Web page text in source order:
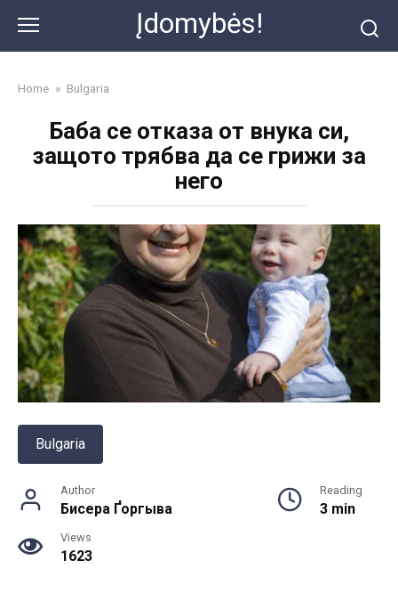
content
Įdomybės!
Home » Bulgaria
Баба се отказа от внука си,
защото трябва да се грижи за
него
Bulgaria
Author
Бисера Ґоргыва
Reading
3 min
Views
1623